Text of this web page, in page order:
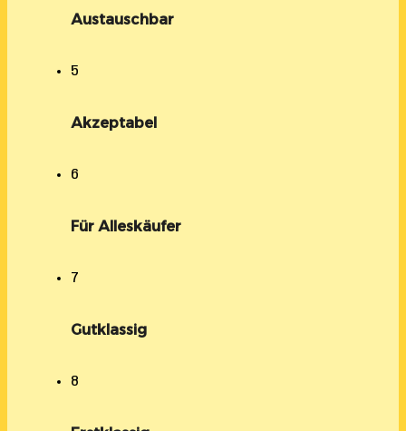
Austauschbar
5
Akzeptabel
6
Für Alleskäufer
7
Gutklassig
8